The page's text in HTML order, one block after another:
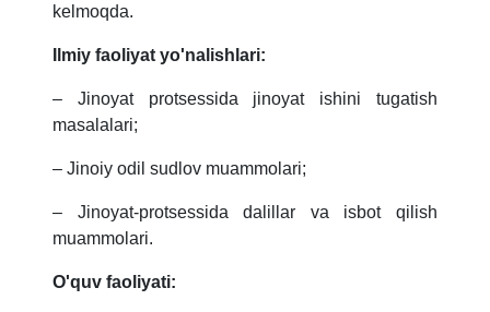
kelmoqda.
Ilmiy faoliyat yo'nalishlari:
– Jinoyat protsessida jinoyat ishini tugatish
masalalari;
– Jinoiy odil sudlov muammolari;
– Jinoyat-protsessida dalillar va isbot qilish
muammolari.
O'quv faoliyati: